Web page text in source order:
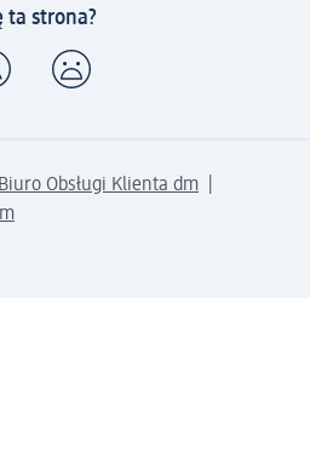
ta strona?
Biuro Obsługi Klienta dm